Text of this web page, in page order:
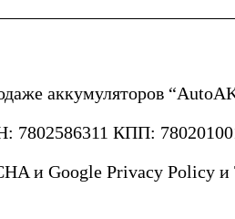
аккумуляторов
КПП:
и Google Privacy Policy и